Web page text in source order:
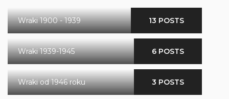
Wraki 1900 - 1939 13 POSTS
Wraki 1939-1945 6 POSTS
Wraki od 1946 roku 3 POSTS